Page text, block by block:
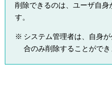
削除できるのは、ユーザ自身
す。
システム管理者は、自身
合のみ削除することができ